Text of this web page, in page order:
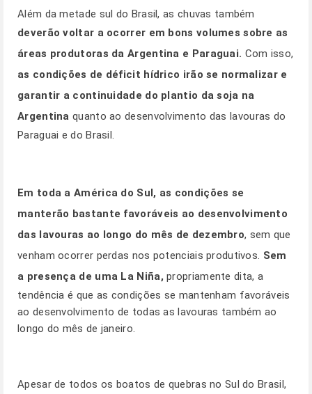
Além da metade sul do Brasil, as chuvas também
deverão voltar a ocorrer em bons volumes sobre as
áreas produtoras da Argentina e Paraguai. Com isso,
as condições de déficit hídrico irão se normalizar e
garantir a continuidade do plantio da soja na
Argentina quanto ao desenvolvimento das lavouras do
Paraguai e do Brasil.
Em toda a América do Sul, as condições se
manterão bastante favoráveis ao desenvolvimento
das lavouras ao longo do mês de dezembro, sem que
venham ocorrer perdas nos potenciais produtivos. Sem
a presença de uma La Niña, propriamente dita, a
tendência é que as condições se mantenham favoráveis
ao desenvolvimento de todas as lavouras também ao
longo do mês de janeiro.
Apesar de todos os boatos de quebras no Sul do Brasil,